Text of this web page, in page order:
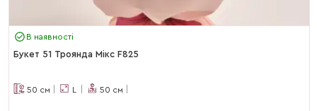
В наявності
Букет 51 Троянда Мікс F825
50 см L 50 см